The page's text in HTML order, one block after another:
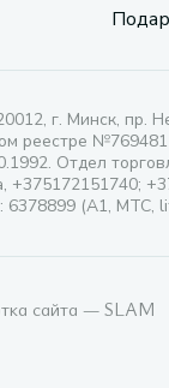
г. Минск, пр.
реестре
Отдел
+375172151740;
(А1, МТС,
сайта — SLAM